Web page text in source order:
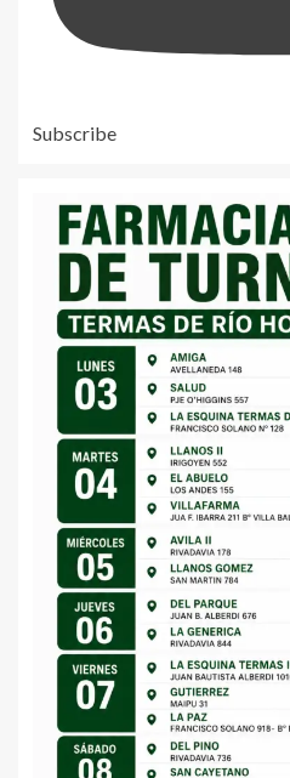
Subscribe